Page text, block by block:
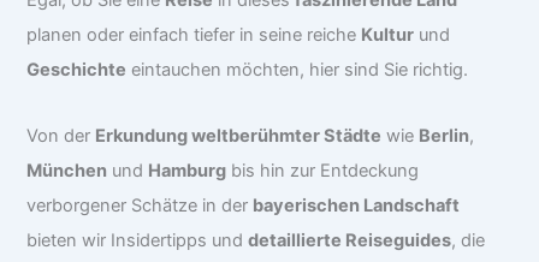
planen oder einfach tiefer in seine reiche Kultur und
Geschichte eintauchen möchten, hier sind Sie richtig.
Von der Erkundung weltberühmter Städte wie Berlin,
München und Hamburg bis hin zur Entdeckung
verborgener Schätze in der bayerischen Landschaft
bieten wir Insidertipps unddetaillierte Reiseguides, die